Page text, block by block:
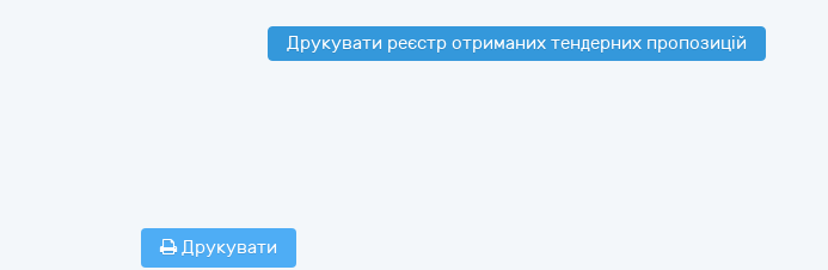
Друкувати реєстр отриманих тендерних пропозицій
Друкувати